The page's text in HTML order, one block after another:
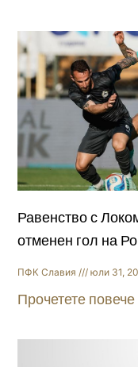
Равенство с
отменен гол на
ПФК Славия юли 31,
Прочетете